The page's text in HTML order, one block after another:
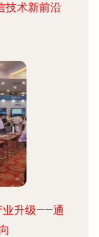
技术新前沿
业升级——通